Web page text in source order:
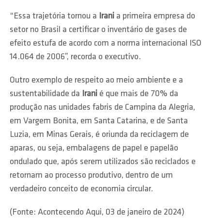
“Essa trajetória tornou a Irani a primeira empresa do
setor no Brasil a certificar o inventário de gases de
efeito estufa de acordo com a norma internacional ISO
14.064 de 2006”, recorda o executivo.
Outro exemplo de respeito ao meio ambiente e a
sustentabilidade da Irani é que mais de 70% da
produção nas unidades fabris de Campina da Alegria,
em Vargem Bonita, em Santa Catarina, e de Santa
Luzia, em Minas Gerais, é oriunda da reciclagem de
aparas, ou seja, embalagens de papel e papelão
ondulado que, após serem utilizados são reciclados e
retornam ao processo produtivo, dentro de um
verdadeiro conceito de economia circular.
(Fonte: Acontecendo Aqui, 03 de janeiro de 2024)